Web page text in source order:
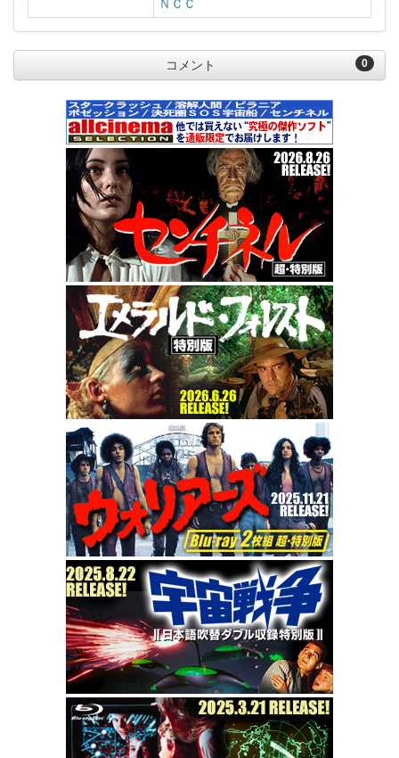
ＮＣＣ
0
コメント